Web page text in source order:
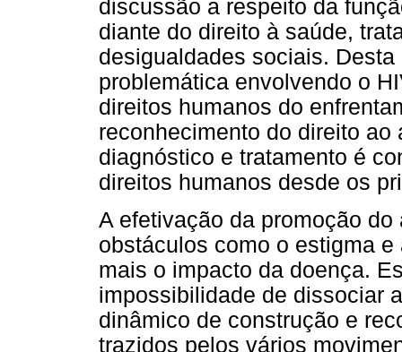
discussão a respeito da
diante do direito à saúde,
desigualdades sociais.
problemática envolvendo o
direitos humanos do
reconhecimento do direito
diagnóstico e tratamento é
direitos humanos desde os
A efetivação da promoção
obstáculos como o estigma
mais o impacto da doença.
impossibilidade de dissociar
dinâmico de construção e
trazidos pelos vários